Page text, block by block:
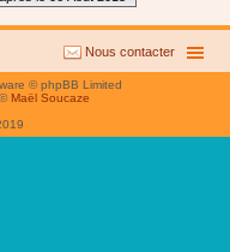
Nous contacter
© phpBB Limited
© Maël Soucaze